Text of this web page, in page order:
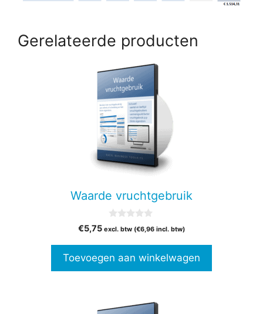
Gerelateerde producten
Waarde vruchtgebruik
v
5
€5,75 excl. btw (€6,96 incl. btw)
Toevoegen aan winkelwagen